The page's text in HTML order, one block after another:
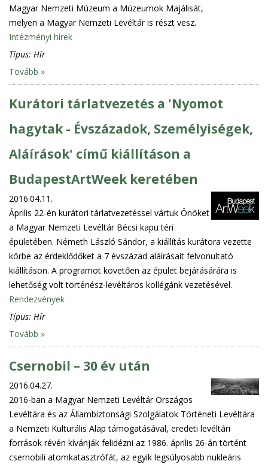
Magyar Nemzeti Múzeum a Múzeumok Majálisát,
melyen a Magyar Nemzeti Levéltár is részt vesz.
Intézményi hírek
Típus: Hír
Tovább »
Kurátori tárlatvezetés a 'Nyomot
hagytak - Évszázadok, Személyiségek,
Aláírások' című kiállításon a
BudapestArtWeek keretében
2016.04.11.
Április 22-én kurátori tárlatvezetéssel vártuk Önöket
a Magyar Nemzeti Levéltár Bécsi kapu téri
épületében. Németh László Sándor, a kiállítás kurátora vezette
körbe az érdeklődőket a 7 évszázad aláírásait felvonultató
kiállításon. A programot követően az épület bejárásárára is
lehetőség volt történész-levéltáros kollégánk vezetésével.
Rendezvények
Típus: Hír
Tovább »
Csernobil – 30 év után
2016.04.27.
2016-ban a Magyar Nemzeti Levéltár Országos
Levéltára és az Állambiztonsági Szolgálatok Történeti Levéltára
a Nemzeti Kulturális Alap támogatásával, eredeti levéltári
források révén kívánják felidézni az 1986. április 26-án történt
csernobili atomkatasztrófát, az egyik legsúlyosabb nukleáris